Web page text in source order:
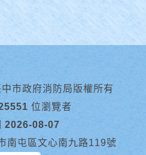
市政府消防局版權所有
位瀏覽者
2026-08-07
南屯區文心南九路119號